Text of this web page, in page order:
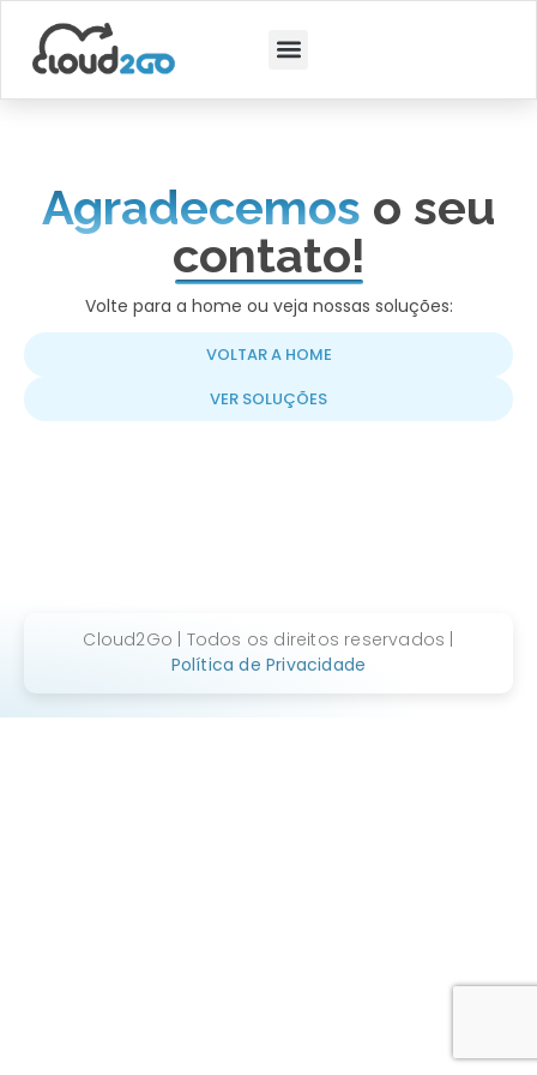
Agradecemos o seu
contato!
Volte para a home ou veja nossas soluções:
VOLTAR A HOME
VER SOLUÇÕES
Cloud2Go | Todos os direitos reservados |
Política de Privacidade